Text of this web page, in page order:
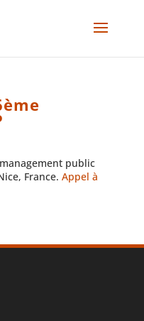
public
France. Appel à